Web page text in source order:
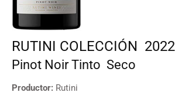
RUTINI COLECCIÓN 2022
Pinot Noir Tinto Seco
Productor: Rutini